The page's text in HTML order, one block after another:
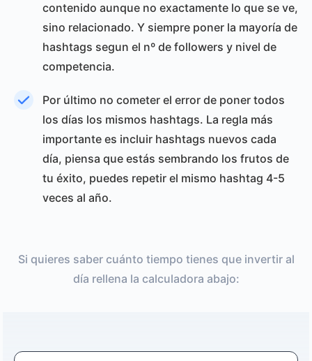
contenido aunque no exactamente lo que se ve,
sino relacionado. Y siempre poner la mayoría de
hashtags segun el nº de followers y nivel de
competencia.
Por último no cometer el error de poner todos
los días los mismos hashtags. La regla más
importante es incluir hashtags nuevos cada
día, piensa que estás sembrando los frutos de
tu éxito, puedes repetir el mismo hashtag 4-5
veces al año.
Si quieres saber cuánto tiempo tienes que invertir al
día rellena la calculadora abajo: